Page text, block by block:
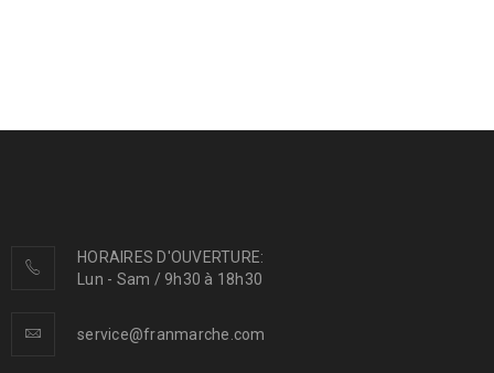
HORAIRES D'OUVERTURE:
Lun - Sam / 9h30 à 18h30
service@franmarche.com